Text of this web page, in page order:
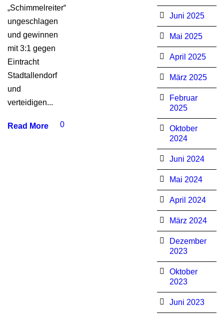
„Schimmelreiter“
ungeschlagen
und gewinnen
mit 3:1 gegen
Eintracht
Stadtallendorf
und
verteidigen...
Read More 0
Juni 2025
Mai 2025
April 2025
März 2025
Februar
2025
Oktober
2024
Juni 2024
Mai 2024
April 2024
März 2024
Dezember
2023
Oktober
2023
Juni 2023